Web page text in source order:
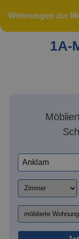
Wohnungen zur
1A-